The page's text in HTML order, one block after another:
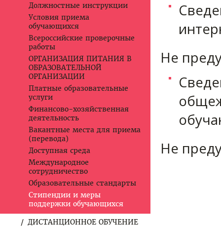
Должностные инструкции
Условия приема
обучающихся
Всероссийские проверочные
работы
ОРГАНИЗАЦИЯ ПИТАНИЯ В
ОБРАЗОВАТЕЛЬНОЙ
ОРГАНИЗАЦИИ
Платные образовательные
услуги
Финансово-хозяйственная
деятельность
Вакантные места для приема
(перевода)
Доступная среда
Международное
сотрудничество
Образовательные стандарты
Стипендии и меры
поддержки обучающихся
ДИСТАНЦИОННОЕ ОБУЧЕНИЕ
Не
Не